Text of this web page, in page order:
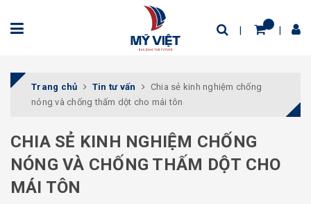
Trang chủ Tin tư vấn
Chia sẻ kinh nghiệm chống
nóng và chống thấm dột cho mái tôn
CHIA SẺ KINH NGHIỆM CHỐNG
NÓNG VÀ CHỐNG THẤM DỘT CHO
MÁI TÔN